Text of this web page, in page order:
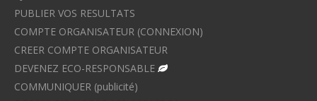
PUBLIER VOS RESULTATS
COMPTE ORGANISATEUR (CONNEXION)
CREER COMPTE ORGANISATEUR
DEVENEZ ECO-RESPONSABLE
COMMUNIQUER (publicité)